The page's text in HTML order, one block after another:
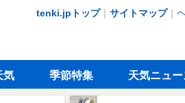
tenki.jpトップ｜ サイトマップ｜
気 季節特集 天気ニュー